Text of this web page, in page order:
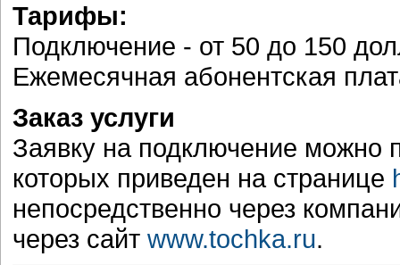
Тарифы:
Подключение - от 50 до 150
Ежемесячная абонентская
Заказ услуги
Заявку на подключение можно
которых приведен на странице
непосредственно через
через сайт www.tochka.ru.